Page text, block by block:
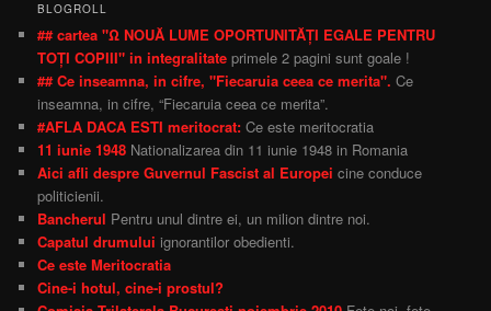
BLOGROLL
## cartea "Ω NOUĂ LUME OPORTUNITĂȚI EGALE PENTRU
TOȚI COPIII" in integralitate primele 2 pagini sunt goale !
## Ce inseamna, in cifre, "Fiecaruia ceea ce merita". Ce
inseamna, in cifre, “Fiecaruia ceea ce merita”.
#AFLA DACA ESTI meritocrat: Ce este meritocratia
11 iunie 1948 Nationalizarea din 11 iunie 1948 in Romania
Aici afli despre Guvernul Fascist al Europei cine conduce
politicienii.
Bancherul Pentru unul dintre ei, un milion dintre noi.
Capatul drumului ignorantilor obedienti.
Ce este Meritocratia
Cine-i hotul, cine-i prostul?